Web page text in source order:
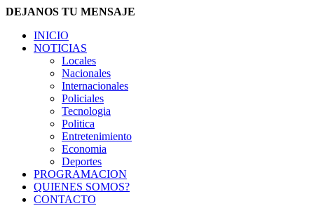
DEJANOS TU MENSAJE
INICIO
NOTICIAS
Locales
Nacionales
Internacionales
Policiales
Tecnologia
Politica
Entretenimiento
Economia
Deportes
PROGRAMACION
QUIENES SOMOS?
CONTACTO